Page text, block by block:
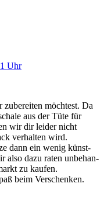
Uhr
möch­test. Da
aus der Tüte für
wir dir lei­der nicht
ver­hal­ten wird.
dann ein wenig künst­
also dazu raten unbe­han­
zu kaufen.
beim Verschenken.